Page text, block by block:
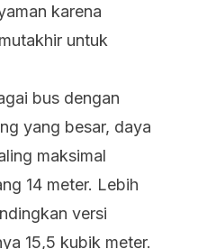
karena
untuk
bus dengan
yang besar, daya
maksimal
14 meter. Lebih
versi
15,5 kubik meter.